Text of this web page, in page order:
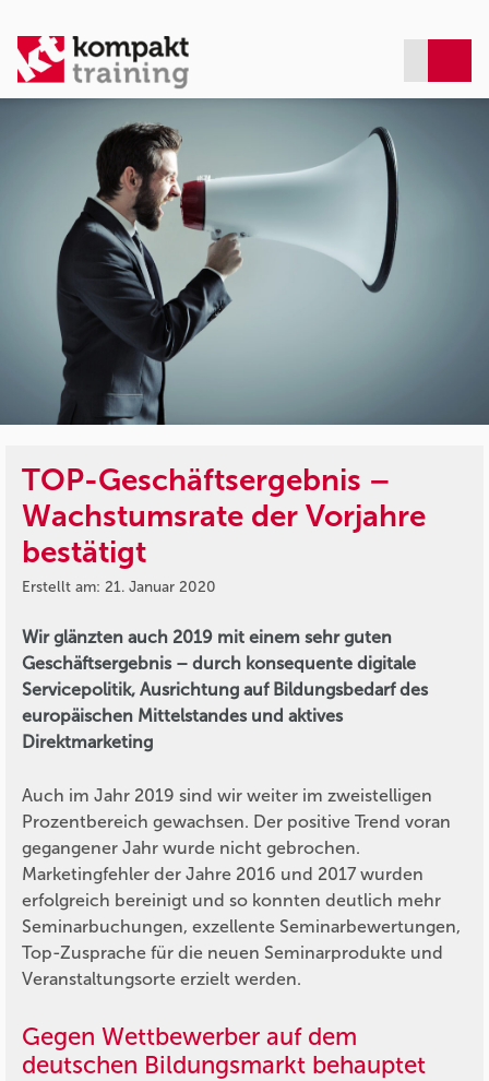
TOP-Geschäftsergebnis –
Wachstumsrate der Vorjahre
bestätigt
Erstellt am: 21. Januar 2020
Wir glänzten auch 2019 mit einem sehr guten
Geschäftsergebnis – durch konsequente digitale
Servicepolitik, Ausrichtung auf Bildungsbedarf des
europäischen Mittelstandes und aktives
Direktmarketing
Auch im Jahr 2019 sind wir weiter im zweistelligen
Prozentbereich gewachsen. Der positive Trend voran
gegangener Jahr wurde nicht gebrochen.
Marketingfehler der Jahre 2016 und 2017 wurden
erfolgreich bereinigt und so konnten deutlich mehr
Seminarbuchungen, exzellente Seminarbewertungen,
Top-Zusprache für die neuen Seminarprodukte und
Veranstaltungsorte erzielt werden.
Gegen Wettbewerber auf dem
deutschen Bildungsmarkt behauptet